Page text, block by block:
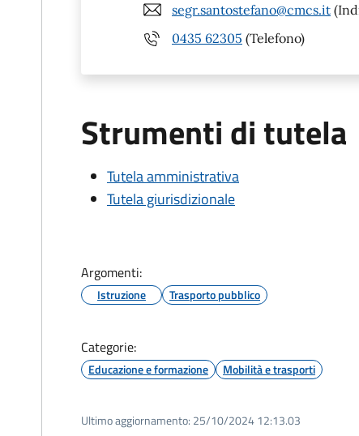
segr.santostefano@cmcs.it
0435 62305 (Telefono)
Strumenti di tutela
Tutela amministrativa
Tutela giurisdizionale
Argomenti:
Istruzione Trasporto pubblico
Categorie:
Educazione e formazione Mobilità e trasporti
Ultimo aggiornamento: 25/10/2024 12:13.03